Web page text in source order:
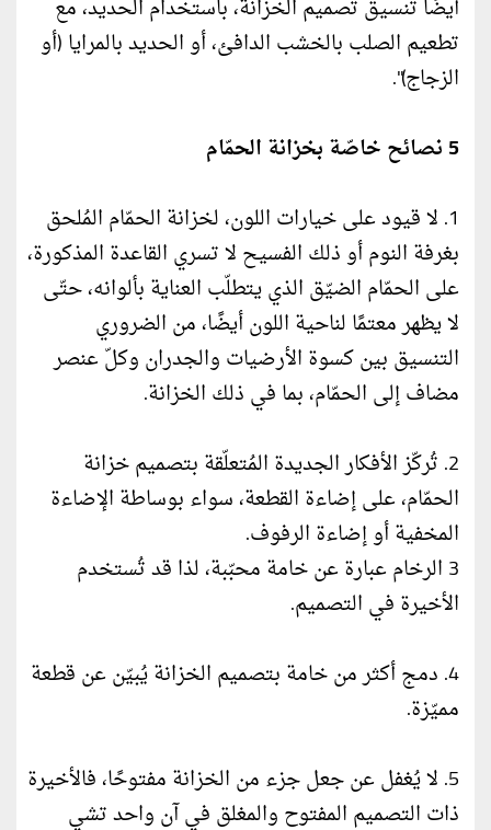
أيضًا تنسيق تصميم الخزانة، باستخدام الحديد، مع
تطعيم الصلب بالخشب الدافئ، أو الحديد بالمرايا (أو
الزجاج)".
5 نصائح خاصّة بخزانة الحمّام
1. لا قيود على خيارات اللون، لخزانة الحمّام المُلحق
بغرفة النوم أو ذلك الفسيح لا تسري القاعدة المذكورة،
على الحمّام الضيّق الذي يتطلّب العناية بألوانه، حتّى
لا يظهر معتمًا لناحية اللون أيضًا، من الضروري
التنسيق بين كسوة الأرضيات والجدران وكلّ عنصر
مضاف إلى الحمّام، بما في ذلك الخزانة.
2. تُركّز الأفكار الجديدة المُتعلّقة بتصميم خزانة
الحمّام، على إضاءة القطعة، سواء بوساطة الإضاءة
المخفية أو إضاءة الرفوف.
3 الرخام عبارة عن خامة محبّبة، لذا قد تُستخدم
الأخيرة في التصميم.
4. دمج أكثر من خامة بتصميم الخزانة يُبيّن عن قطعة
مميّزة.
5. لا يُغفل عن جعل جزء من الخزانة مفتوحًا، فالأخيرة
ذات التصميم المفتوح والمغلق في آن واحد تشي